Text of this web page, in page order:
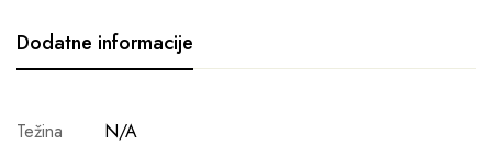
Dodatne informacije
Težina
N/A